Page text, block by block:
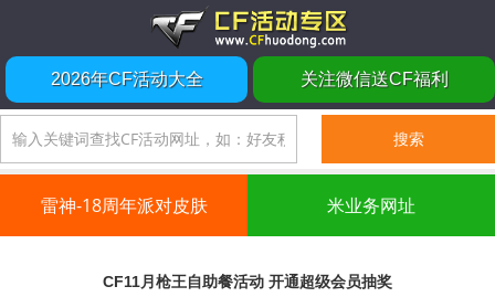
2026年CF活动大全 关注微信送CF福利
雷神-18周年派对皮肤 米业务网址
CF11月枪王自助餐活动 开通超级会员抽奖